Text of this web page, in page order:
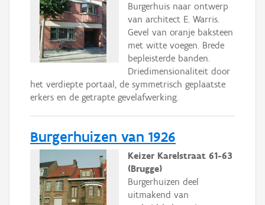
Burgerhuis naar ontwerp
van architect E. Warris.
Gevel van oranje baksteen
met witte voegen. Brede
bepleisterde banden.
Driedimensionaliteit door
het verdiepte portaal, de symmetrisch geplaatste
erkers en de getrapte gevelafwerking.
Burgerhuizen van 1926
Keizer Karelstraat 61-63
(Brugge)
Burgerhuizen deel
uitmakend van